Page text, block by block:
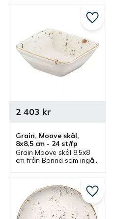
finns. Espressofat som
espressokopp.
till i favoriter
Grain, Moove skål,
8x8,5 cm - 24 st/fp
Grain Moove skål 8,5x8
cm från Bonna som ingår
som såsskål och som en
mindre serveringsskål.
2 403 kr
Lägg
till i favoriter Lägg